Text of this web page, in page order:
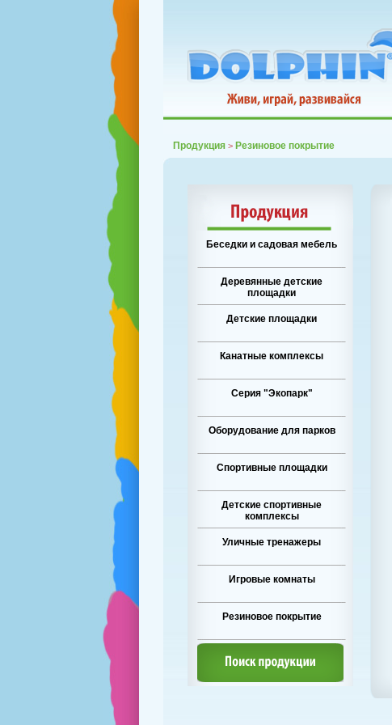
Продукция > Резиновое покрытие
Беседки и садовая мебель
Деревянные детские
площадки
Детские площадки
Канатные комплексы
Серия "Экопарк"
Оборудование для парков
Спортивные площадки
Детские спортивные
комплексы
Уличные тренажеры
Игровые комнаты
Резиновое покрытие